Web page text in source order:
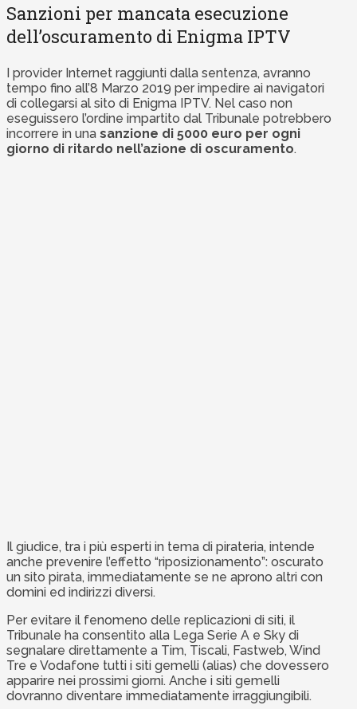
Sanzioni per mancata esecuzione
dell’oscuramento di Enigma IPTV
I provider Internet raggiunti dalla sentenza, avranno
tempo fino all’8 Marzo 2019 per impedire ai navigatori
di collegarsi al sito di Enigma IPTV. Nel caso non
eseguissero l’ordine impartito dal Tribunale potrebbero
incorrere in una sanzione di 5000 euro per ogni
giorno di ritardo nell’azione di oscuramento.
Il giudice, tra i più esperti in tema di pirateria, intende
anche prevenire l’effetto “riposizionamento”: oscurato
un sito pirata, immediatamente se ne aprono altri con
domini ed indirizzi diversi.
Per evitare il fenomeno delle replicazioni di siti, il
Tribunale ha consentito alla Lega Serie A e Sky di
segnalare direttamente a Tim, Tiscali, Fastweb, Wind
Tre e Vodafone tutti i siti gemelli (alias) che dovessero
apparire nei prossimi giorni. Anche i siti gemelli
dovranno diventare immediatamente irraggiungibili.